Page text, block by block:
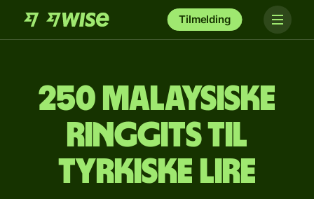
Tilmelding
250 malaysiske
ringgits til
tyrkiske lire